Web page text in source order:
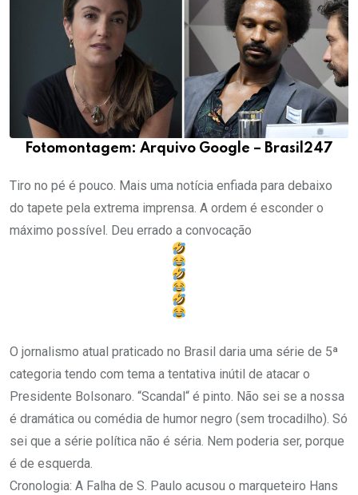
Fotomontagem: Arquivo Google – Brasil247
Tiro no pé é pouco. Mais uma notícia enfiada para debaixo
do tapete pela extrema imprensa. A ordem é esconder o
máximo possível. Deu errado a convocação
O jornalismo atual praticado no Brasil daria uma série de 5ª
categoria tendo com tema a tentativa inútil de atacar o
Presidente Bolsonaro. “Scandal“ é pinto. Não sei se a nossa
é dramática ou comédia de humor negro (sem trocadilho). Só
sei que a série política não é séria. Nem poderia ser, porque
é de esquerda.
Cronologia: A Falha de S. Paulo acusou o marqueteiro Hans